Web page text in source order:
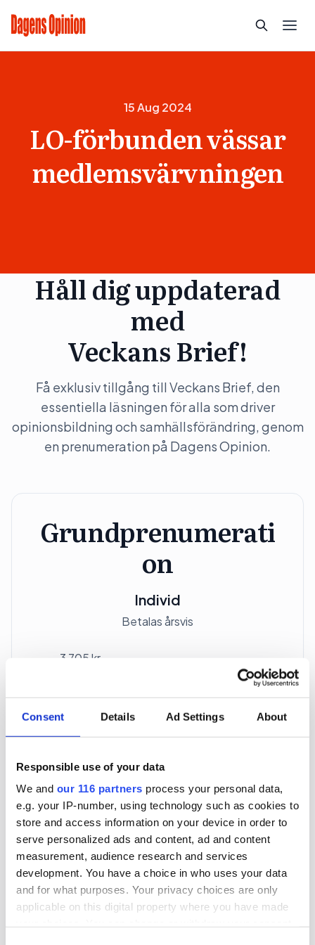
Consent Details Ad Settings About
Responsible use of your data
We and our 116 partners process your personal data,
e.g. your IP-number, using technology such as cookies to
store and access information on your device in order to
serve personalized ads and content, ad and content
measurement, audience research and services
development. You have a choice in who uses your data
and for what purposes. Your privacy choices are only
applicable on this digital property where you have made
15 Aug 2024
LO-förbunden vässar
medlemsvärvningen
Håll dig uppdaterad
med
Veckans Brief!
Få exklusiv tillgång till Veckans Brief, den
essentiella läsningen för alla som driver
opinionsbildning och samhällsförändring, genom
en prenumeration på Dagens Opinion.
Grundprenumerati
on
Individ
Betalas årsvis
3 705 kr
*Moms (6 %) ingår i alla priser.
Företagspaket